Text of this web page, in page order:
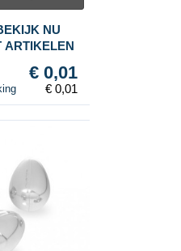
NU
ARTIKELEN
€ 0,01
€ 0,01